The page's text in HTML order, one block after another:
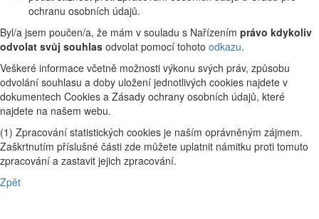
ochranu osobních údajů.
Byl/a jsem poučen/a, že mám v souladu s Nařízením právo kdykoliv
odvolat svůj souhlas odvolat pomocí tohoto odkazu.
Veškeré informace včetně možnosti výkonu svých práv, způsobu
odvolání souhlasu a doby uložení jednotlivých cookies najdete v
dokumentech Cookies a Zásady ochrany osobních údajů, které
najdete na našem webu.
(1) Zpracování statistických cookies je naším oprávněným zájmem.
Zaškrtnutím příslušné části zde můžete uplatnit námitku proti tomuto
zpracování a zastavit jejich zpracování.
Zpět